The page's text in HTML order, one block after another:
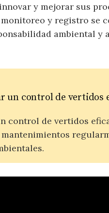
y mejorar sus
y registro se
ambiental
un control de vertidos
control de vertidos